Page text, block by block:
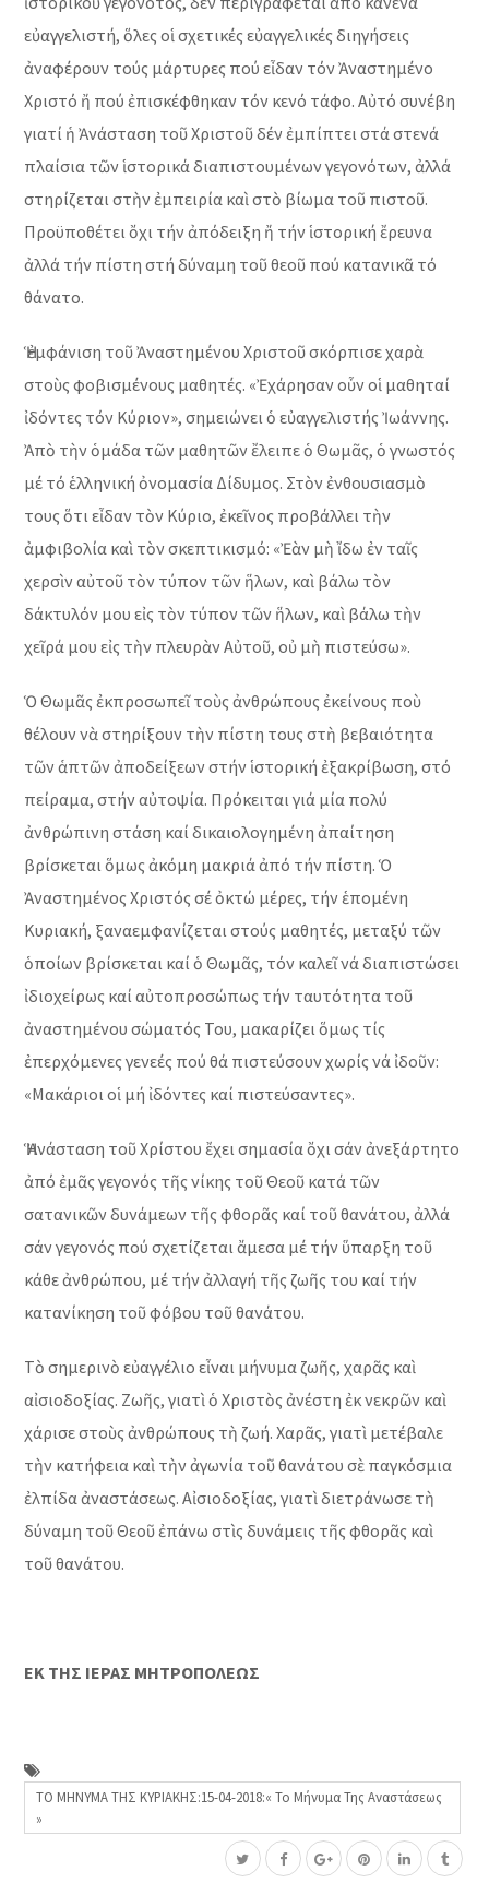
εὐαγγελιστή, ὅλες οἱ σχετικές εὐαγγελικές διηγήσεις
ἀναφέρουν τούς μάρτυρες πού εἶδαν τόν Ἀναστημένο
Χριστό ἤ πού ἐπισκέφθηκαν τόν κενό τάφο. Αὐτό συνέβη
γιατί ἡ Ἀνάσταση τοῦ Χριστοῦ δέν ἐμπίπτει στά στενά
πλαίσια τῶν ἱστορικά διαπιστουμένων γεγονότων, ἀλλά
στηρίζεται στὴν ἐμπειρία καὶ στὸ βίωμα τοῦ πιστοῦ.
Προϋποθέτει ὄχι τήν ἀπόδειξη ἤ τήν ἱστορική ἔρευνα
ἀλλά τήν πίστη στή δύναμη τοῦ θεοῦ πού κατανικᾶ τό
θάνατο.
Ἡ ἐμφάνιση τοῦ Ἀναστημένου Χριστοῦ σκόρπισε χαρὰ
στοὺς φοβισμένους μαθητές. «Ἐχάρησαν οὗν οἱ μαθηταί
ἰδόντες τόν Κύριον», σημειώνει ὁ εὐαγγελιστής Ἰωάννης.
Ἀπὸ τὴν ὁμάδα τῶν μαθητῶν ἔλειπε ὁ Θωμᾶς, ὁ γνωστός
μέ τό ἑλληνική ὀνομασία Δίδυμος. Στὸν ἐνθουσιασμὸ
τους ὅτι εἶδαν τὸν Κύριο, ἐκεῖνος προβάλλει τὴν
ἀμφιβολία καὶ τὸν σκεπτικισμό: «Ἐὰν μὴ ἴδω ἐν ταῖς
χερσὶν αὐτοῦ τὸν τύπον τῶν ἥλων, καὶ βάλω τὸν
δάκτυλόν μου εἰς τὸν τύπον τῶν ἥλων, καὶ βάλω τὴν
χεῖρά μου εἰς τὴν πλευρὰν Αὐτοῦ, οὐ μὴ πιστεύσω».
Ὁ Θωμᾶς ἐκπροσωπεῖ τοὺς ἀνθρώπους ἐκείνους ποὺ
θέλουν νὰ στηρίξουν τὴν πίστη τους στὴ βεβαιότητα
τῶν ἁπτῶν ἀποδείξεων στήν ἱστορική ἐξακρίβωση, στό
πείραμα, στήν αὐτοψία. Πρόκειται γιά μία πολύ
ἀνθρώπινη στάση καί δικαιολογημένη ἀπαίτηση
βρίσκεται ὅμως ἀκόμη μακριά ἀπό τήν πίστη. Ὁ
Ἀναστημένος Χριστός σέ ὀκτώ μέρες, τήν ἑπομένη
Κυριακή, ξαναεμφανίζεται στούς μαθητές, μεταξύ τῶν
ὁποίων βρίσκεται καί ὁ Θωμᾶς, τόν καλεῖ νά διαπιστώσει
ἰδιοχείρως καί αὐτοπροσώπως τήν ταυτότητα τοῦ
ἀναστημένου σώματός Του, μακαρίζει ὅμως τίς
ἐπερχόμενες γενεές πού θά πιστεύσουν χωρίς νά ἰδοῦν:
«Μακάριοι οἱ μή ἰδόντες καί πιστεύσαντες».
Ἡ Ἀνάσταση τοῦ Χρίστου ἔχει σημασία ὄχι σάν ἀνεξάρτητο
ἀπό ἐμᾶς γεγονός τῆς νίκης τοῦ Θεοῦ κατά τῶν
σατανικῶν δυνάμεων τῆς φθορᾶς καί τοῦ θανάτου, ἀλλά
σάν γεγονός πού σχετίζεται ἄμεσα μέ τήν ὕπαρξη τοῦ
κάθε ἀνθρώπου, μέ τήν ἀλλαγή τῆς ζωῆς του καί τήν
κατανίκηση τοῦ φόβου τοῦ θανάτου.
Τὸ σημερινὸ εὐαγγέλιο εἶναι μήνυμα ζωῆς, χαρᾶς καὶ
αἰσιοδοξίας. Ζωῆς, γιατὶ ὁ Χριστὸς ἀνέστη ἐκ νεκρῶν καὶ
χάρισε στοὺς ἀνθρώπους τὴ ζωή. Χαρᾶς, γιατὶ μετέβαλε
τὴν κατήφεια καὶ τὴν ἀγωνία τοῦ θανάτου σὲ παγκόσμια
ἐλπίδα ἀναστάσεως. Αἰσιοδοξίας, γιατὶ διετράνωσε τὴ
δύναμη τοῦ Θεοῦ ἐπάνω στὶς δυνάμεις τῆς φθορᾶς καὶ
τοῦ θανάτου.
ΕΚ ΤΗΣ ΙΕΡΑΣ ΜΗΤΡΟΠΟΛΕΩΣ
ΤΟ ΜΗΝΥΜΑ ΤΗΣ ΚΥΡΙΑΚΗΣ:15-04-2018:« Το Μήνυμα Της Αναστάσεως
»